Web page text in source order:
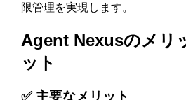
限管理を実現します。
Agent Nexusのメリ
ット
✅ 主要なメリット